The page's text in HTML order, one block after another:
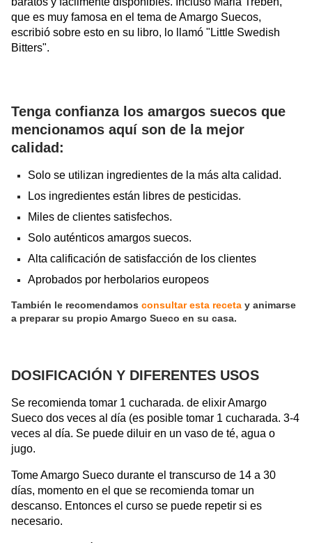
que es muy famosa en el tema de Amargo Suecos,
escribió sobre esto en su libro, lo llamó "Little Swedish
Bitters".
Tenga confianza los amargos suecos que
mencionamos aquí son de la mejor
calidad:
Solo se utilizan ingredientes de la más alta calidad.
Los ingredientes están libres de pesticidas.
Miles de clientes satisfechos.
Solo auténticos amargos suecos.
Alta calificación de satisfacción de los clientes
Aprobados por herbolarios europeos
También le recomendamos consultar esta receta y animarse
a preparar su propio Amargo Sueco en su casa.
DOSIFICACIÓN Y DIFERENTES USOS
Se recomienda tomar 1 cucharada. de elixir Amargo
Sueco dos veces al día (es posible tomar 1 cucharada. 3-4
veces al día. Se puede diluir en un vaso de té, agua o
jugo.
Tome Amargo Sueco durante el transcurso de 14 a 30
días, momento en el que se recomienda tomar un
descanso. Entonces el curso se puede repetir si es
necesario.